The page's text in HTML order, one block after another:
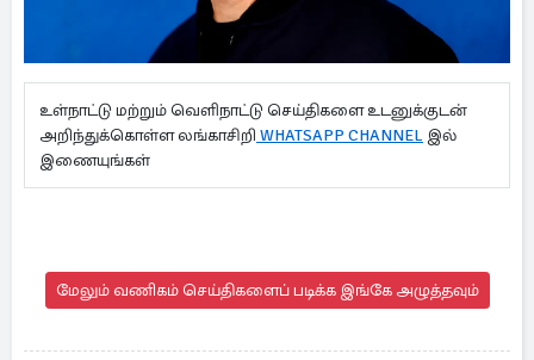
உள்நாட்டு மற்றும் வெளிநாட்டு செய்திகளை உடனுக்குடன்
அறிந்துக்கொள்ள லங்காசிறி WHATSAPP CHANNEL இல்
இணையுங்கள்
மேலும் வணிகம் செய்திகளைப் படிக்க இங்கே அழுத்தவும்